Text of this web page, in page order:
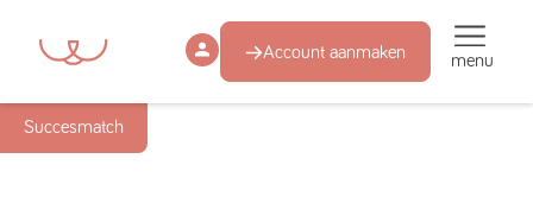
Account aanmaken menu
Succesmatch